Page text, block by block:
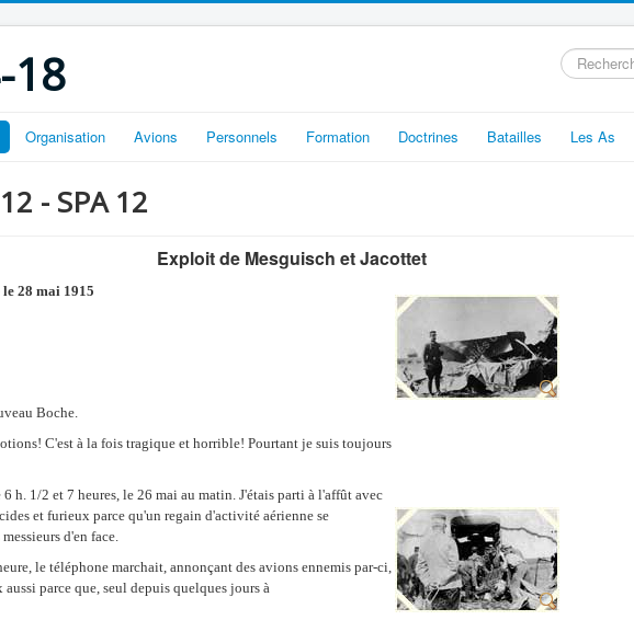
18 Rechercher
Organisation Avions Personnels Formation Doctrines Batailles Les As
- SPA 12
Exploit de Mesguisch et Jacottet
28 mai 1915
Boche.
C'est à la fois tragique et horrible! Pourtant je suis toujours
6 h. 1/2 et 7 heures, le 26 mai au matin. J'étais parti à l'affût avec
et furieux parce qu'un regain d'activité aérienne se
d'en face.
le téléphone marchait, annonçant des avions ennemis par-ci,
parce que, seul depuis quelques jours à